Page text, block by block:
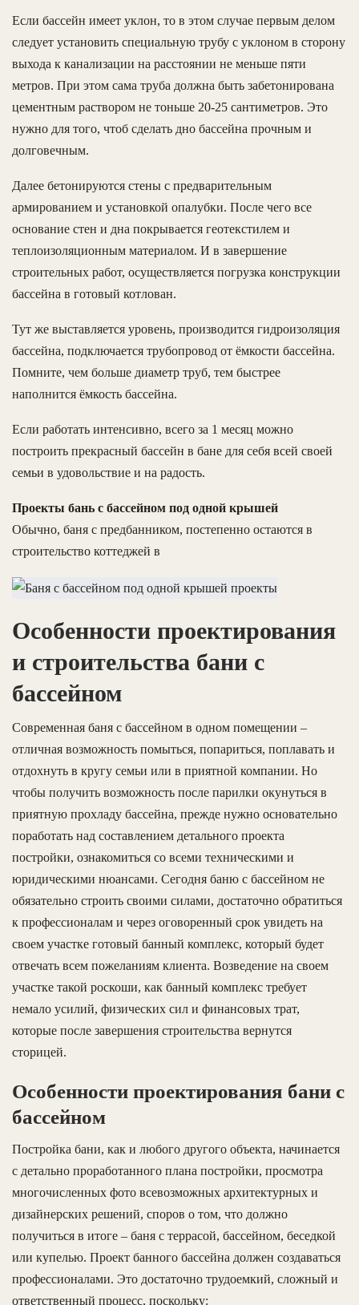
Если бассейн имеет уклон, то в этом случае первым делом
следует установить специальную трубу с уклоном в сторону
выхода к канализации на расстоянии не меньше пяти
метров. При этом сама труба должна быть забетонирована
цементным раствором не тоньше 20-25 сантиметров. Это
нужно для того, чтоб сделать дно бассейна прочным и
долговечным.
Далее бетонируются стены с предварительным
армированием и установкой опалубки. После чего все
основание стен и дна покрывается геотекстилем и
теплоизоляционным материалом. И в завершение
строительных работ, осуществляется погрузка конструкции
бассейна в готовый котлован.
Тут же выставляется уровень, производится гидроизоляция
бассейна, подключается трубопровод от ёмкости бассейна.
Помните, чем больше диаметр труб, тем быстрее
наполнится ёмкость бассейна.
Если работать интенсивно, всего за 1 месяц можно
построить прекрасный бассейн в бане для себя всей своей
семьи в удовольствие и на радость.
Проекты бань с бассейном под одной крышей
Обычно, баня с предбанником, постепенно остаются в
строительство коттеджей в
Особенности проектирования
и строительства бани с
бассейном
Современная баня с бассейном в одном помещении –
отличная возможность помыться, попариться, поплавать и
отдохнуть в кругу семьи или в приятной компании. Но
чтобы получить возможность после парилки окунуться в
приятную прохладу бассейна, прежде нужно основательно
поработать над составлением детального проекта
постройки, ознакомиться со всеми техническими и
юридическими нюансами. Сегодня баню с бассейном не
обязательно строить своими силами, достаточно обратиться
к профессионалам и через оговоренный срок увидеть на
своем участке готовый банный комплекс, который будет
отвечать всем пожеланиям клиента. Возведение на своем
участке такой роскоши, как банный комплекс требует
немало усилий, физических сил и финансовых трат,
которые после завершения строительства вернутся
сторицей.
Особенности проектирования бани с
бассейном
Постройка бани, как и любого другого объекта, начинается
с детально проработанного плана постройки, просмотра
многочисленных фото всевозможных архитектурных и
дизайнерских решений, споров о том, что должно
получиться в итоге – баня с террасой, бассейном, беседкой
или купелью. Проект банного бассейна должен создаваться
профессионалами. Это достаточно трудоемкий, сложный и
ответственный процесс, поскольку: